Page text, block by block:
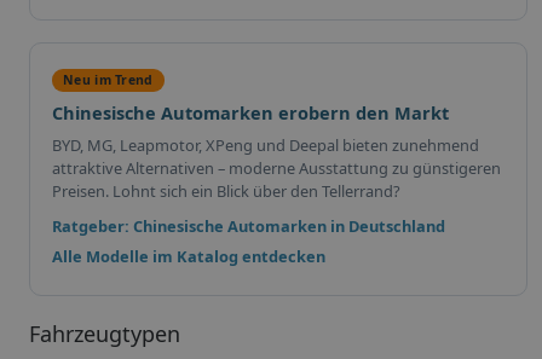
Neu im Trend
Chinesische Automarken erobern den Markt
BYD, MG, Leapmotor, XPeng und Deepal bieten zunehmend
attraktive Alternativen – moderne Ausstattung zu günstigeren
Preisen. Lohnt sich ein Blick über den Tellerrand?
Ratgeber: Chinesische Automarken in Deutschland
Alle Modelle im Katalog entdecken
Fahrzeugtypen